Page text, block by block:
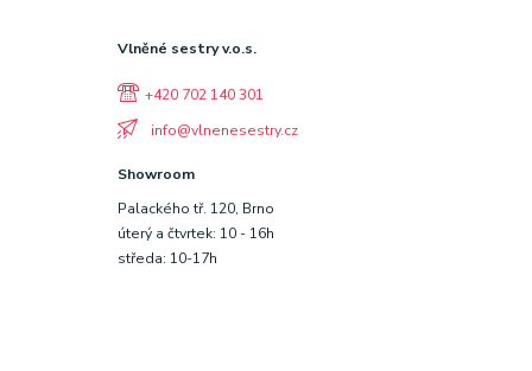
Vlněné sestry v.o.s.
+420 702 140 301
info@vlnenesestry.cz
Showroom
Palackého tř. 120, Brno
úterý a čtvrtek: 10 - 16h
středa: 10-17h